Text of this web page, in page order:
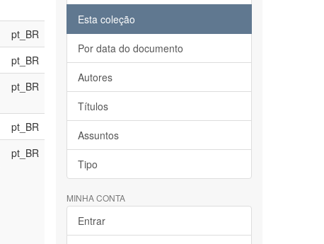
pt_BR
pt_BR
pt_BR
pt_BR
pt_BR
Esta coleção
Por data do documento
Autores
Títulos
Assuntos
Tipo
MINHA CONTA
Entrar